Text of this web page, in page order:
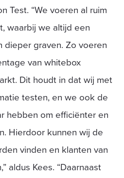
Test. “We voeren al ruim
waarbij we altijd een
dieper graven. Zo voeren
van whitebox
Dit houdt in dat wij met
testen, en we ook de
hebben om efficiënter en
Hierdoor kunnen wij de
vinden en klanten van
aldus Kees. “Daarnaast